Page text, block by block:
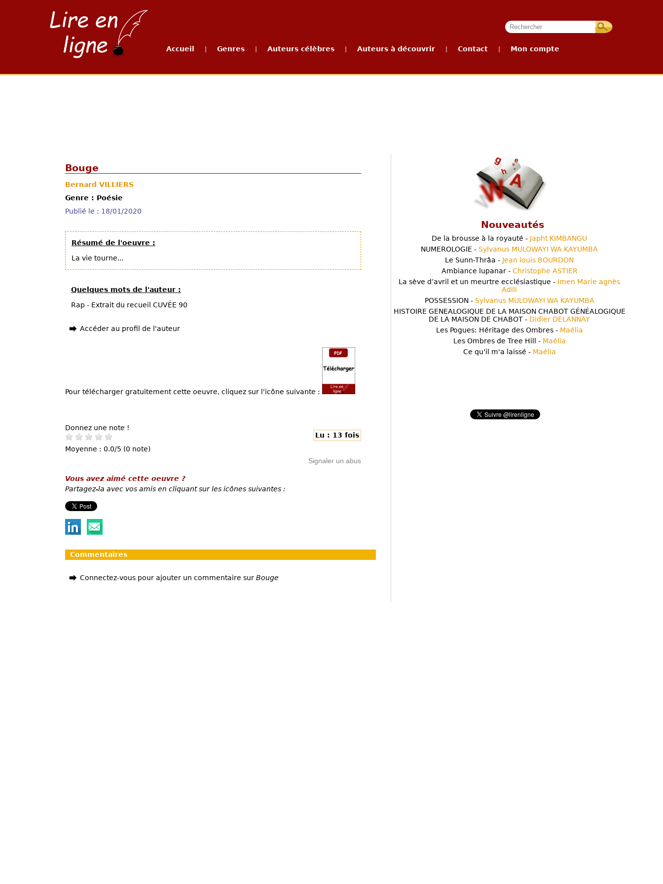
Accueil Genres Auteurs célèbres Auteurs à découvrir Contact Mon compte
Bouge
Bernard VILLIERS
Genre : Poésie
Publié le : 18/01/2020
Résumé de l'oeuvre :
La vie tourne...
Quelques mots de l'auteur :
Rap - Extrait du recueil CUVÉE 90
Accéder au profil de l'auteur
Pour télécharger gratuitement cette oeuvre, cliquez sur l'icône suivante :
Donnez une note !
Moyenne : 0.0/5 (0 note)
Lu : 13 fois
Signaler un abus
Vous avez aimé cette oeuvre ?
Partagez-la avec vos amis en cliquant sur les icônes suivantes :
Commentaires
Connectez-vous pour ajouter un commentaire sur Bouge
Nouveautés
De la brousse à la royauté - Japht KIMBANGU
NUMEROLOGIE - Sylvanus MULOWAYI WA KAYUMBA
Le Sunn-Thrâa - Jean louis BOURDON
Ambiance lupanar - Christophe ASTIER
La sève d’avril et un meurtre ecclésiastique - Imen Marie agnès
Adili
POSSESSION - Sylvanus MULOWAYI WA KAYUMBA
HISTOIRE GENEALOGIQUE DE LA MAISON CHABOT GÉNÉALOGIQUE
DE LA MAISON DE CHABOT - Didier DELANNAY
Les Pogues: Héritage des Ombres - Maélia
Les Ombres de Tree Hill - Maélia
Ce qu'il m'a laissé - Maélia